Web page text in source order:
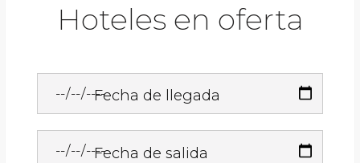
Hoteles en oferta
Fecha de llegada
Fecha de salida